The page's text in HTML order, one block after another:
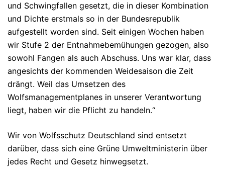
und Schwingfallen gesetzt, die in dieser Kombination
und Dichte erstmals so in der Bundesrepublik
aufgestellt worden sind. Seit einigen Wochen haben
wir Stufe 2 der Entnahmebemühungen gezogen, also
sowohl Fangen als auch Abschuss. Uns war klar, dass
angesichts der kommenden Weidesaison die Zeit
drängt. Weil das Umsetzen des
Wolfsmanagementplanes in unserer Verantwortung
liegt, haben wir die Pflicht zu handeln.“
Wir von Wolfsschutz Deutschland sind entsetzt
darüber, dass sich eine Grüne Umweltministerin über
jedes Recht und Gesetz hinwegsetzt.